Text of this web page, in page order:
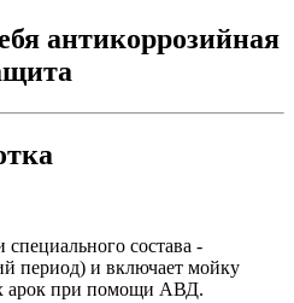
антикоррозийная
состава -
период) и включает мойку
арок при помощи АВД.